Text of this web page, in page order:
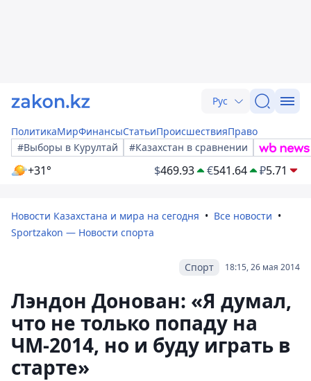
Рус
ПолитикаМирФинансыСтатьиПроисшествияПраво
#Выборы в Курултай
#Казахстан в сравнении
+31° $469.93 €541.64 ₽5.71
Новости Казахстана и мира на сегодня
Все новости
Sportzakon — Новости спорта
18:15, 26 мая 2014
Спорт
Лэндон Донован: «Я думал,
что не только попаду на
ЧМ-2014, но и буду играть в
старте»